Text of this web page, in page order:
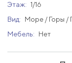
Этаж: 1/16
Вид:
Море / Горы /
Мебель:
Нет